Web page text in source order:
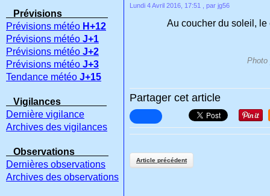
Lundi 4 Avril 2016, 17:51 , par jg56
Au coucher du soleil,
Photo
Partager cet article
Article précédent
Prévisions
Prévisions météo H+12
Prévisions météo J+1
Prévisions météo J+2
Prévisions météo J+3
Tendance météo J+15
Vigilances
Dernière vigilance
Archives des vigilances
Observations
Dernières observations
Archives des observations